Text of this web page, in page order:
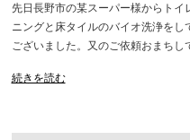
先日長野市の某スーパー様からト
ニングと床タイルのバイオ洗浄を
ございました。又のご依頼おまちし
続きを読む